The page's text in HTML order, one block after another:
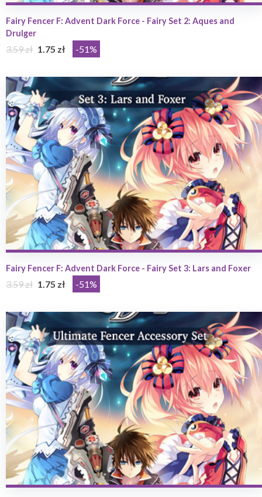
Fairy Fencer F: Advent Dark Force - Fairy Set 2: Aques and
Drulger
3.59 zł 1.75 zł -51%
Fairy Fencer F: Advent Dark Force - Fairy Set 3: Lars and Foxer
3.59 zł 1.75 zł -51%